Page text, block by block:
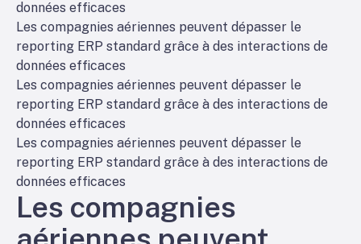
données efficaces
Les compagnies aériennes peuvent dépasser le
reporting ERP standard grâce à des interactions de
données efficaces
Les compagnies aériennes peuvent dépasser le
reporting ERP standard grâce à des interactions de
données efficaces
Les compagnies aériennes peuvent dépasser le
reporting ERP standard grâce à des interactions de
données efficaces
Les compagnies